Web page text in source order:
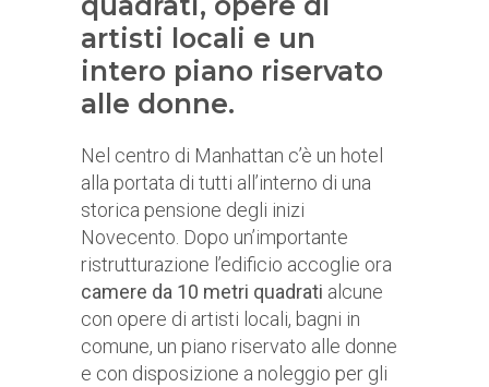
artisti locali e un
intero piano riservato
alle donne.
Nel centro di Manhattan c’è un hotel
alla portata di tutti all’interno di una
storica pensione degli inizi
Novecento. Dopo un’importante
ristrutturazione l’edificio accoglie ora
camere da 10 metri quadrati alcune
con opere di artisti locali, bagni in
comune, un piano riservato alle donne
e con disposizione a noleggio per gli